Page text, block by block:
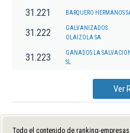
31.221 BARQUERO HERMANOS
31.222
GALVANIZADOS
OLAIZOLA SA
31.223
GANADOS LA SALVACION
SL
Ver
Todo el contenido de ranking-